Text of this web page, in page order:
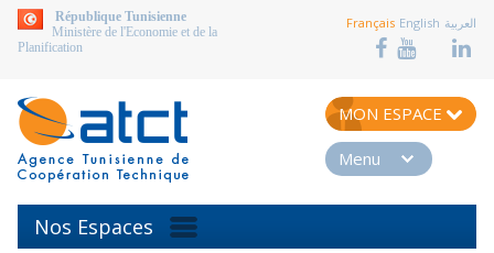
aller au contenu
République Tunisienne
Ministère de l'Economie et de la
Planification
Français English العربية
MON ESPACE
Menu
Nos Espaces